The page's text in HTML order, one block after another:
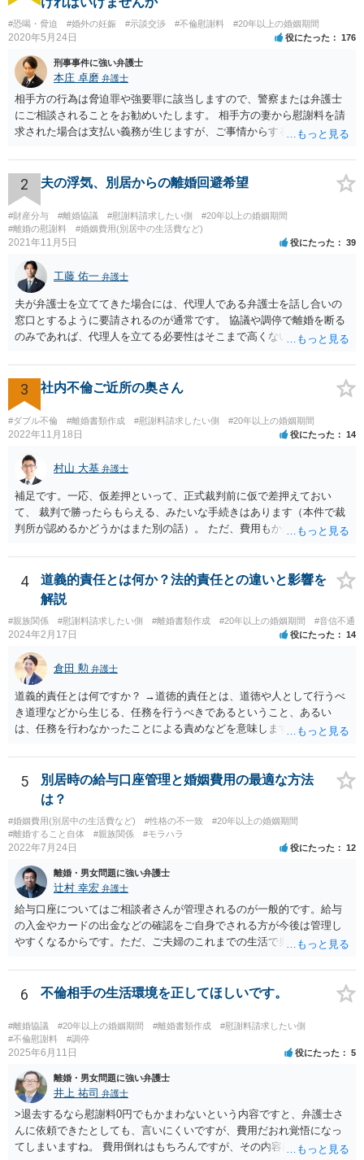
#恐喝・脅迫 #婚外の妊娠 #示談交渉 #不倫慰謝料 #20年以上の婚姻期間
2020年5月24日 役にたった 176
刑事事件に強い弁護士
本庄 卓磨 弁護士
相手方の行為は脅迫罪や強要罪に該当しますので、警察または弁護士
にご相談されることをお勧めいたします。 相手方の妻から慰謝料を請
求された場合は支払い義務が生じますが、ご事情からすると減額交渉
2 夫の浮気、別居からの離婚回避希望
#財産分与 #離婚協議 #慰謝料請求したい側
#20年以上の婚姻期間
#離婚の慰謝料
#婚姻費用(別居中の生活費など)
2021年11月5日 役にたった 39
工藤 佑一 弁護士
夫が弁護士を立ててきた場合には、代理人である弁護士を話し合いの
窓口とするように要請されるのが通常です。 協議や調停で離婚を断る
のみであれば、代理人を立てる必要性はそこまで高くないようにも思
姻費用についてもまとまっていない状況である場合には代理人を立て
ることが適切かも知れません。 依頼するかどうかの検討も含め、お近
くの弁護士へ相談はされてみると良いと考えます。
3 社内不倫ご近所の奥さん
#ダブル不倫 #離婚書類作成 #慰謝料請求したい側 #20年以上の婚姻期間
2022年11月18日 役にたった 14
村山 大基 弁護士
補足です。一応、仮差押といって、正式裁判前に仮で差押えておい
て、 裁判で勝ったらもらえる、みたいな手続きはあります（本件で裁
判所が認めるかどうかはまた別の話）。 ただ、費用もかかりますし、
のであれば、 面談相談に行って詳しく話を聞いてみましょう。
4
道義的責任とは何か？法的責任との違いと影響を
解説
#親族関係 #慰謝料請求したい側 #離婚書類作成 #20年以上の婚姻期間 #音信不通
2024年2月17日 役にたった 14
倉田 勲 弁護士
道義的責任とは何ですか？ →道徳的責任とは、道徳や人として行うべ
き道理などから生じる、任務を行うべきであるということ、あるい
は、任務を行わなかったことによる責めなどを意味します。 道義的責
則はありませんが、道義的責任を果たさないことで、他人からの信用
を無くす、不遇を受けるなどの一般的にはそのような事実上の不利益
が生じます。
5
別居時の給与口座管理と婚姻費用の最適な方法
は？
#婚姻費用(別居中の生活費など) #性格の不一致
#20年以上の婚姻期間
#離婚すること自体
#親族関係 #モラハラ
2022年7月24日 役にたった 12
離婚・男女問題に強い弁護士
辻村 幸宏 弁護士
給与口座についてはご相談者さんが管理されるのが一般的です。給与
の入金やカードの出金などの確認をご自身でされる方が今後は管理し
やすくなるからです。ただ、ご夫婦のこれまでの生活で奥様が管理さ
しても構わないとは思います。 隠し財産といっても、収入は給与だけ
で隠しようがないでしょうし、今わかっていない財産がないのであれ
ば別居後に新たな財産ができてもお互いに分与を主張できないことに
はなりますので杞憂ということになろうかと思います。 婚姻費用を渡
さないというおそれを奥様が抱くのはやむない面もあるとは思います
が、ここは信じていただくしかないですし、婚姻費用の金額の合意が
できるかどうかの方が重要だと思います（合意できなれば納得した金
額をもらえないという意味では、奥様の不満は残るからです）。 特別
経費という問題はあるのですが、一般には、収入から婚姻費用は定め
られ、全ての生活費が入っていると見ます。奥様の利益のために支払
っている費用については、婚姻費用から引くことも相当だと思いま
す。
6 不倫相手の生活環境を正してほしいです。
#離婚協議 #20年以上の婚姻期間 #離婚書類作成
#慰謝料請求したい側
#不倫慰謝料
#調停
2025年6月11日 役にたった 5
離婚・男女問題に強い弁護士
井上 祐司 弁護士
>退去するなら慰謝料0円でもかまわないという内容ですと、弁護士さ
んに依頼できたとしても、言いにくいですが、費用だおれ覚悟になっ
てしまいますね。 費用倒れはもちろんですが、その内容は、法律的に